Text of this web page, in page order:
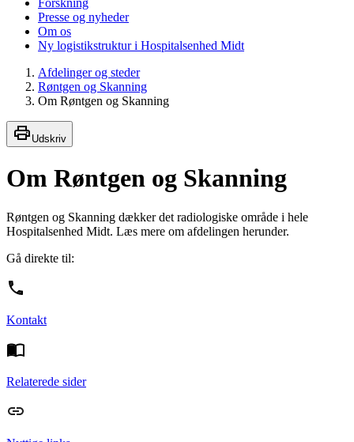
Presse og nyheder
Om os
Ny logistikstruktur i Hospitalsenhed Midt
Afdelinger og steder
Røntgen og Skanning
Om Røntgen og Skanning
Udskriv
Om Røntgen og Skanning
Røntgen og Skanning dækker det radiologiske område i hele
Hospitalsenhed Midt. Læs mere om afdelingen herunder.
Gå direkte til:
Kontakt
Relaterede sider